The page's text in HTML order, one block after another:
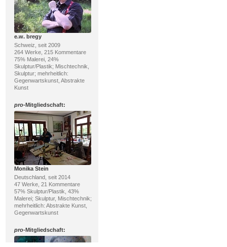
e.w. bregy
Schweiz, seit 2009
264 Werke, 215 Kommentare
75% Malerei, 24%
Skulptur/Plastik; Mischtechnik,
Skulptur; mehrheitlich:
Gegenwartskunst, Abstrakte
Kunst
pro-Mitgliedschaft:
Monika Stein
Deutschland, seit 2014
47 Werke, 21 Kommentare
57% Skulptur/Plastik, 43%
Malerei; Skulptur, Mischtechnik;
mehrheitlich: Abstrakte Kunst,
Gegenwartskunst
pro-Mitgliedschaft: